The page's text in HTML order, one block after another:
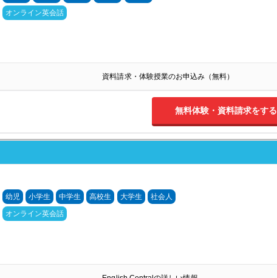
オンライン英会話
資料請求・体験授業のお申込み（無料）
無料体験・資料請求をする
幼児 小学生 中学生 高校生 大学生 社会人
オンライン英会話